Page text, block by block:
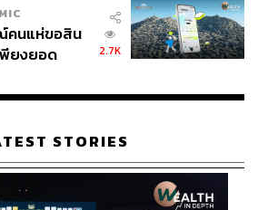
คนแห่ขอสิน
พียงยอด
2.7K
STORIES